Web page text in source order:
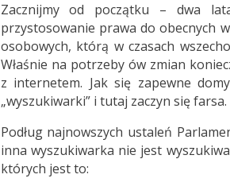
Zacznijmy od początku – dwa
przystosowanie prawa do obecnych
osobowych, którą w czasach
Właśnie na potrzeby ów zmian
z internetem. Jak się zapewne
„wyszukiwarki” i tutaj zaczyn się farsa.
Podług najnowszych ustaleń
inna wyszukiwarka nie jest
których jest to: